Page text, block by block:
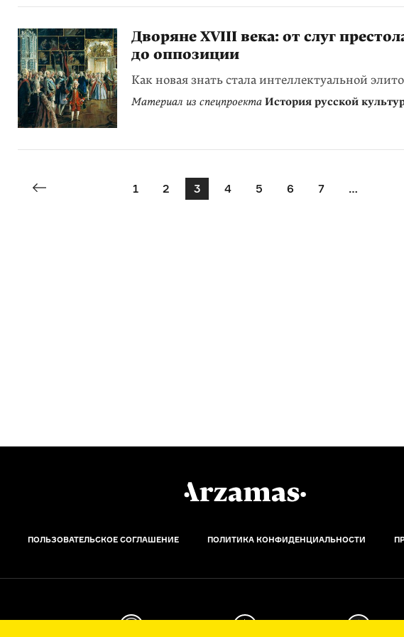
Дворяне XVIII века: от слуг
до оппозиции
Как новая знать стала интеллектуальной
Материал из спецпроекта История русской
1 2 3 4 5 6 7 …
ПОЛЬЗОВАТЕЛЬСКОЕ СОГЛАШЕНИЕ ПОЛИТИКА КОНФИДЕНЦИАЛЬНОСТИ